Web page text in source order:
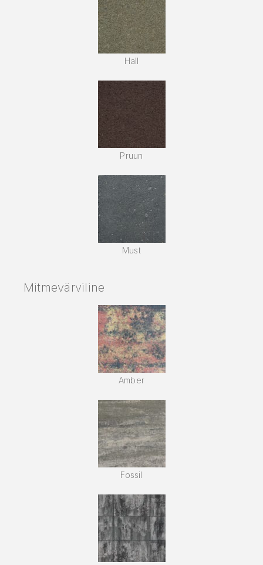
Hall
Pruun
Must
Mitmevärviline
Amber
Fossil